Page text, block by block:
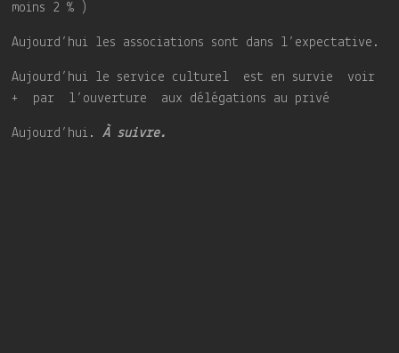
moins 2 % )
Aujourd’hui les associations sont dans l’expectative.
Aujourd’hui le service culturel est en survie voir
+ par l’ouverture aux délégations au privé
Aujourd’hui.À suivre.